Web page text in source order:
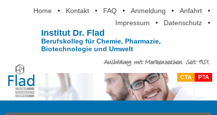
Home • Kontakt • FAQ • Anmeldung • Anfahrt
•
Impressum
• Datenschutz •
Institut Dr. Flad
Berufskolleg für Chemie, Pharmazie,
Biotechnologie und Umwelt
Ausbildung mit Markenzeichen. Seit 1951.
CTA PTA